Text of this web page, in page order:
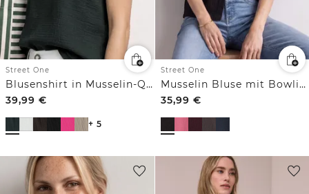
Street One
Blusenshirt in Musselin-Qualität
39,99 €
+ 5
Street One
Musselin Bluse mit Bowling-Kragen
35,99 €